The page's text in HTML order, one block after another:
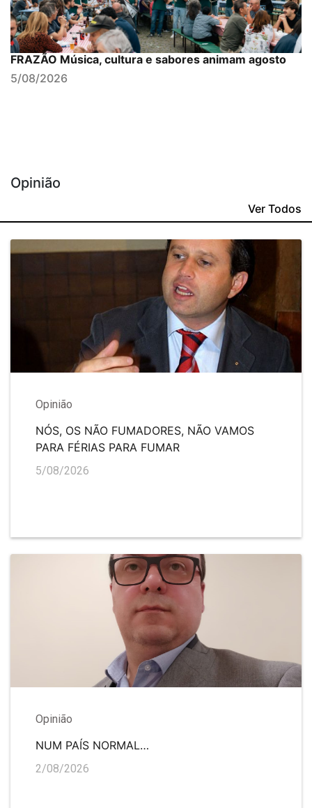
FRAZÃO Música, cultura e sabores animam agosto
5/08/2026
Opinião
Ver Todos
Opinião
NÓS, OS NÃO FUMADORES, NÃO VAMOS
PARA FÉRIAS PARA FUMAR
5/08/2026
Opinião
NUM PAÍS NORMAL…
2/08/2026